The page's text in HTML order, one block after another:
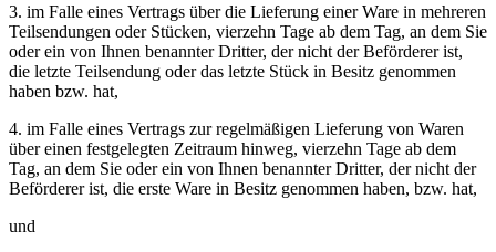
3. im Falle eines Vertrags über die Lieferung einer Ware in mehreren
Teilsendungen oder Stücken, vierzehn Tage ab dem Tag, an dem Sie
oder ein von Ihnen benannter Dritter, der nicht der Beförderer ist,
die letzte Teilsendung oder das letzte Stück in Besitz genommen
haben bzw. hat,
4. im Falle eines Vertrags zur regelmäßigen Lieferung von Waren
über einen festgelegten Zeitraum hinweg, vierzehn Tage ab dem
Tag, an dem Sie oder ein von Ihnen benannter Dritter, der nicht der
Beförderer ist, die erste Ware in Besitz genommen haben, bzw. hat,
und